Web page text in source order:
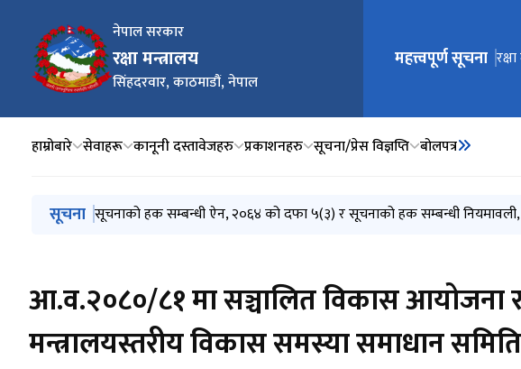
नेपाल सरकार
रक्षा मन्त्रालय
सिंहदरवार, काठमाडौं, नेपाल
मुख्य नेभिगेसनमा जानुहोस्
महत्त्वपूर्ण सूचना
हाम्रोबारे सेवाहरू कानूनी दस्तावेजहरु प्रकाशनहरु सूचना/प्रेस विज्ञप्ति बोलपत्र
मुख्य नेभिगेसनमा जानुहोस्
सूचना Invitation for Electronic Bids (MoD/2083-084-Bid-01)
आ.व. २०८२/०८३ को चौथो त्रैमासिक तथा वार्षिक प्रगति समीक्षा एवम्
सूचनाको हक सम्बन्धी ऐन, २०६४ को दफा ५(३) र सूचनाको हक सम्बन्धी
मन्त्रालयबाट सम्पादित कार्यहरुको मासिक प्रगति विवरण (२०८३ असार)
मन्त्रालयबाट सम्पादित कार्यहरुको मासिक प्रगति विवरण (२०८३ जेठ)
आ.व.२०८०/८१ मा सञ्चालित विकास आयोजना र
मन्त्रालयस्तरीय विकास समस्या समाधान